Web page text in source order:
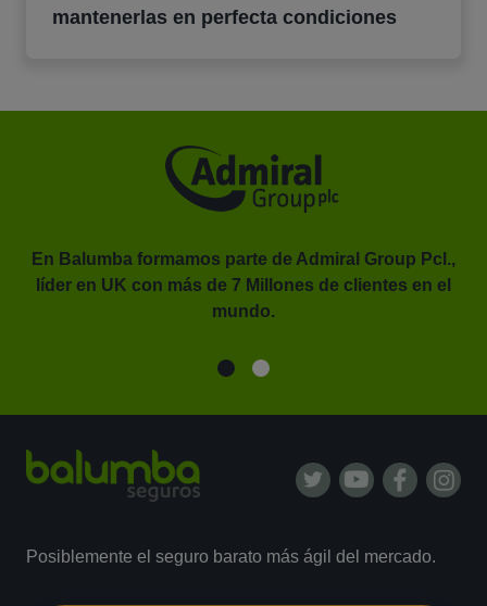
mantenerlas en perfecta condiciones
En Balumba formamos parte de Admiral Group Pcl.,
líder en UK con más de 7 Millones de clientes en el
mundo.
Posiblemente el seguro barato más ágil del mercado.